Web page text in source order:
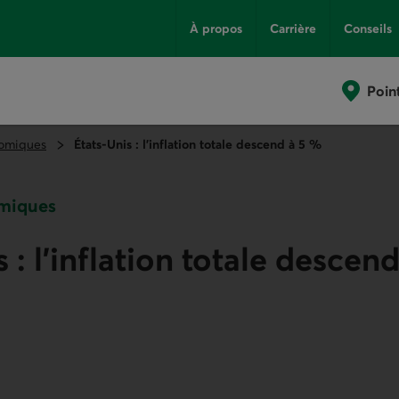
À propos Carrière Conseils
États-Unis : l’inflation totale descend à 5 %
: l’inflation totale